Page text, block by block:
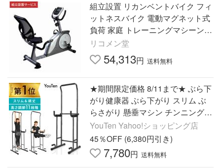
組立設置 リカンベントバイク フィ
ットネスバイク 電動マグネット式
負荷 家庭 トレーニングマシーン
クロストレーナー エリプティカル
リハビリ 代引不可
リコメン堂
54,313円 送料無料
★期間限定価格 8/11まで★ ぶら下
がり健康器 ぶら下がり スリム ぶ
らさがり 懸垂マシン チンニング
フィットネス 懸垂 筋トレグッズ
懸垂バー
YouTen Yahoo!ショッピング店
45％OFF (6,380円引き)
7,780円 送料無料